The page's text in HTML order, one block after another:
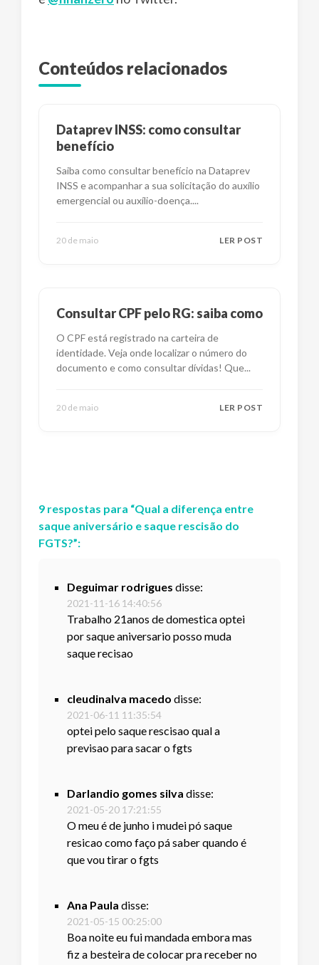
Conteúdos relacionados
Dataprev INSS: como consultar
benefício
Saiba como consultar benefício na Dataprev
INSS e acompanhar a sua solicitação do auxílio
emergencial ou auxílio-doença....
20 de maio LER POST
Consultar CPF pelo RG: saiba como
O CPF está registrado na carteira de
identidade. Veja onde localizar o número do
documento e como consultar dívidas! Que...
20 de maio LER POST
9 respostas para “Qual a diferença entre
saque aniversário e saque rescisão do
FGTS?”:
Deguimar rodrigues disse:
2021-11-16 14:40:56
Trabalho 21anos de domestica optei
por saque aniversario posso muda
saque recisao
cleudinalva macedo disse:
2021-06-11 11:35:54
optei pelo saque rescisao qual a
previsao para sacar o fgts
Darlandio gomes silva disse:
2021-05-20 17:21:55
O meu é de junho i mudei pó saque
resicao como faço pá saber quando é
que vou tirar o fgts
Ana Paula disse:
2021-05-15 00:25:00
Boa noite eu fui mandada embora mas
fiz a besteira de colocar pra receber no